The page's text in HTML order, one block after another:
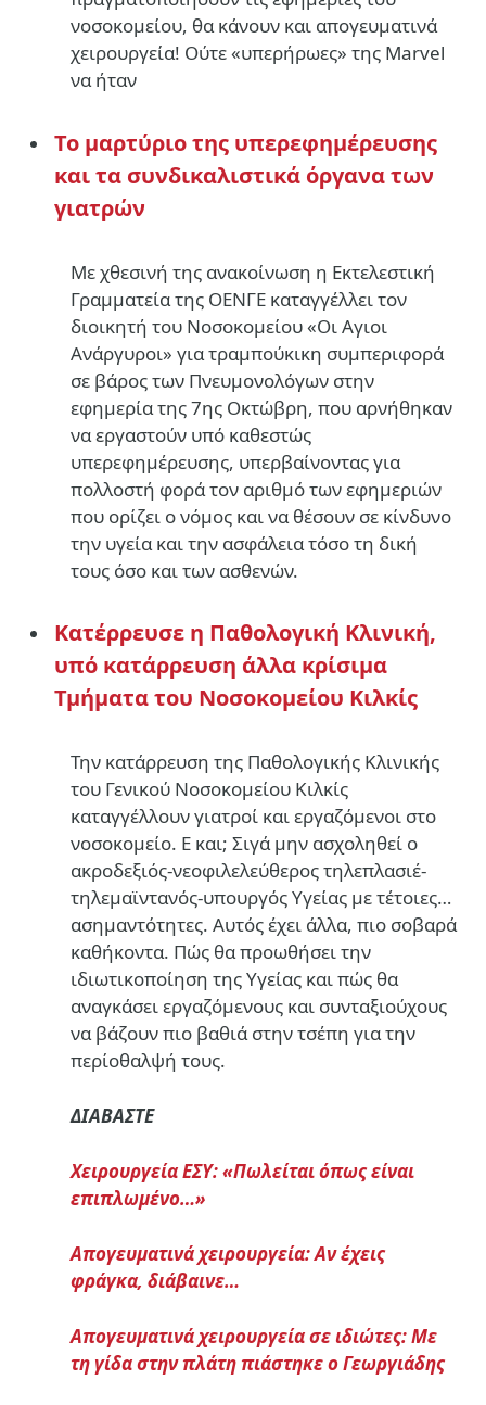
νοσοκομείου, θα κάνουν και απογευματινά
χειρουργεία! Ούτε «υπερήρωες» της Marvel
να ήταν
To μαρτύριο της υπερεφημέρευσης
και τα συνδικαλιστικά όργανα των
γιατρών
Mε χθεσινή της ανακοίνωση η Εκτελεστική
Γραμματεία της ΟΕΝΓΕ καταγγέλλει τον
διοικητή του Νοσοκομείου «Οι Αγιοι
Ανάργυροι» για τραμπούκικη συμπεριφορά
σε βάρος των Πνευμονολόγων στην
εφημερία της 7ης Οκτώβρη, που αρνήθηκαν
να εργαστούν υπό καθεστώς
υπερεφημέρευσης, υπερβαίνοντας για
πολλοστή φορά τον αριθμό των εφημεριών
που ορίζει ο νόμος και να θέσουν σε κίνδυνο
την υγεία και την ασφάλεια τόσο τη δική
τους όσο και των ασθενών.
Kατέρρευσε η Παθολογική Κλινική,
υπό κατάρρευση άλλα κρίσιμα
Τμήματα του Νοσοκομείου Κιλκίς
Την κατάρρευση της Παθολογικής Κλινικής
του Γενικού Νοσοκομείου Κιλκίς
καταγγέλλουν γιατροί και εργαζόμενοι στο
νοσοκομείο. Ε και; Σιγά μην ασχοληθεί ο
ακροδεξιός-νεοφιλελεύθερος τηλεπλασιέ-
τηλεμαϊντανός-υπουργός Υγείας με τέτοιες…
ασημαντότητες. Αυτός έχει άλλα, πιο σοβαρά
καθήκοντα. Πώς θα προωθήσει την
ιδιωτικοποίηση της Υγείας και πώς θα
αναγκάσει εργαζόμενους και συνταξιούχους
να βάζουν πιο βαθιά στην τσέπη για την
περίοθαλψή τους.
ΔΙΑΒΑΣΤΕ
Χειρουργεία ΕΣΥ: «Πωλείται όπως είναι
επιπλωμένο…»
Απογευματινά χειρουργεία: Αν έχεις
φράγκα, διάβαινε…
Aπογευματινά χειρουργεία σε ιδιώτες: Με
τη γίδα στην πλάτη πιάστηκε ο Γεωργιάδης